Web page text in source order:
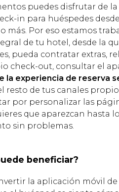
puedes disfrutar de
in para huéspedes
más. Por eso estamos
de tu hotel, desde la
pueda contratar extras,
check-out, consultar el
la experiencia de reserva
resto de tus canales
por personalizar las
que aparezcan hasta
sin problemas.
beneficiar?
la aplicación móvil